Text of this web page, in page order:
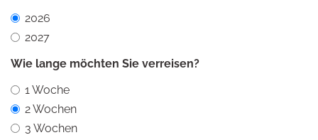
2026
2027
Wie lange möchten Sie verreisen?
1 Woche
2 Wochen
3 Wochen